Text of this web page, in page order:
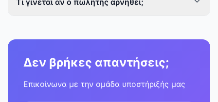
Τι γίνεται αν ο πωλητής αρνηθεί;
Δεν βρήκες απαντήσεις;
Επικοίνωνα με την ομάδα υποστήριξής μας